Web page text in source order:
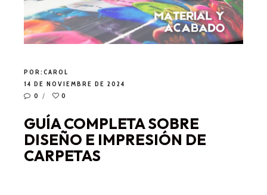
POR:CAROL
14 DE NOVIEMBRE DE 2024
0
0
GUÍA COMPLETA SOBRE
DISEÑO E IMPRESIÓN DE
CARPETAS